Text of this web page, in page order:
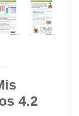
4.2